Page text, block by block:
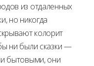
из отдаленных
но никогда
колорит
ни были сказки —
бытовыми, они